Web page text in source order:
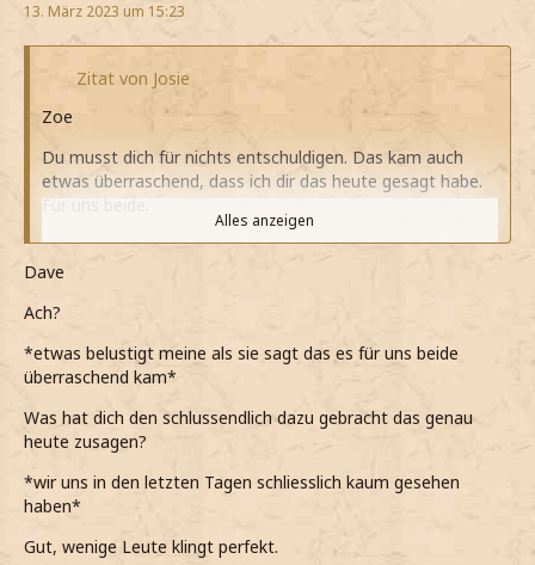
13. März 2023 um 15:23
Zitat von Josie
Zoe
Du musst dich für nichts entschuldigen. Das kam auch
etwas überraschend, dass ich dir das heute gesagt habe.
Für uns beide.
*zugeben muss*
weiter geschmollt habe*
*mich freue, dass wir so offen reden können*
wechselhaften Wetter eher wenige Leute.
*ihm vorschlage*
Alles anzeigen
Dave
Ach?
*etwas belustigt meine als sie sagt das es für uns beide
überraschend kam*
Was hat dich den schlussendlich dazu gebracht das genau
heute zusagen?
*wir uns in den letzten Tagen schliesslich kaum gesehen
haben*
Gut, wenige Leute klingt perfekt.